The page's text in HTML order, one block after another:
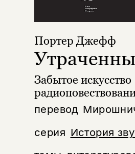
перевод
серия История
Портер Джефф
Забытое искусство